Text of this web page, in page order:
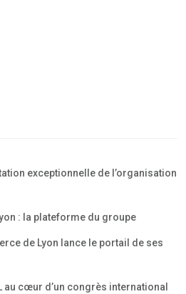
exceptionnelle de l’organisation
: la plateforme du groupe
de Lyon lance le portail de ses
au cœur d’un congrès international